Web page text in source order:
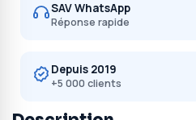
SAV WhatsApp
Réponse rapide
Depuis 2019
+5 000 clients